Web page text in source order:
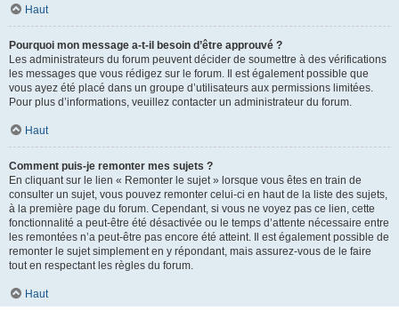
Haut
Pourquoi mon message a-t-il besoin d’être approuvé ?
Les administrateurs du forum peuvent décider de soumettre à des vérifications
les messages que vous rédigez sur le forum. Il est également possible que
vous ayez été placé dans un groupe d’utilisateurs aux permissions limitées.
Pour plus d’informations, veuillez contacter un administrateur du forum.
Haut
Comment puis-je remonter mes sujets ?
En cliquant sur le lien « Remonter le sujet » lorsque vous êtes en train de
consulter un sujet, vous pouvez remonter celui-ci en haut de la liste des sujets,
à la première page du forum. Cependant, si vous ne voyez pas ce lien, cette
fonctionnalité a peut-être été désactivée ou le temps d’attente nécessaire entre
les remontées n’a peut-être pas encore été atteint. Il est également possible de
remonter le sujet simplement en y répondant, mais assurez-vous de le faire
tout en respectant les règles du forum.
Haut